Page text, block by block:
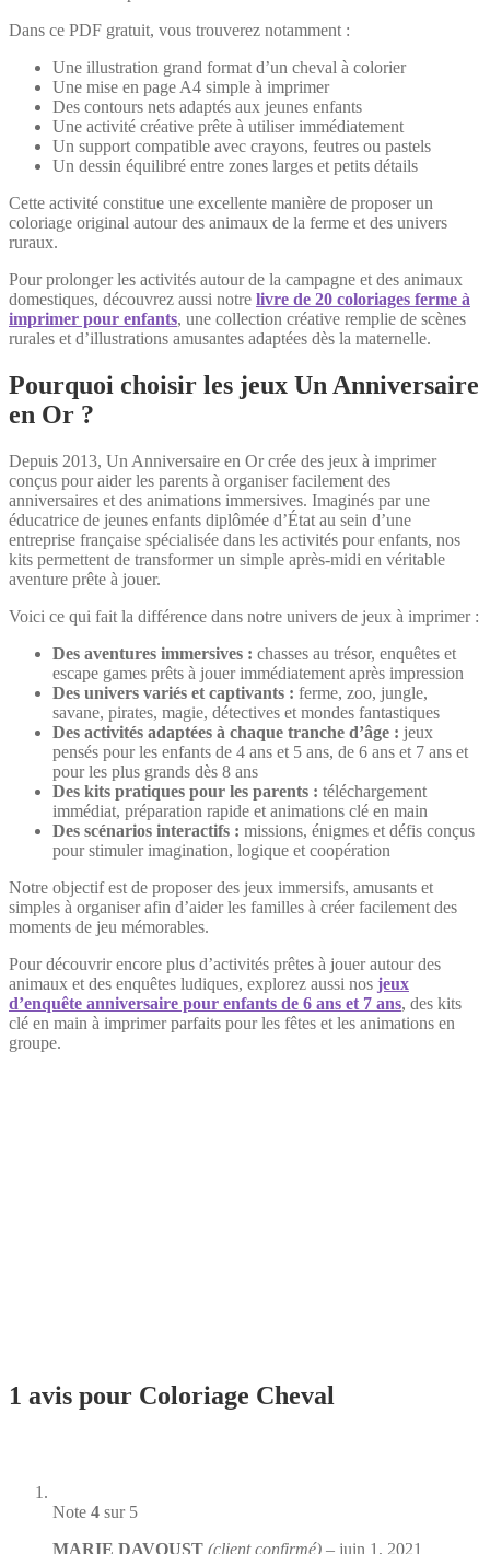
Dans ce PDF gratuit, vous trouverez notamment :
Une illustration grand format d’un cheval à colorier
Une mise en page A4 simple à imprimer
Des contours nets adaptés aux jeunes enfants
Une activité créative prête à utiliser immédiatement
Un support compatible avec crayons, feutres ou pastels
Un dessin équilibré entre zones larges et petits détails
Cette activité constitue une excellente manière de proposer un
coloriage original autour des animaux de la ferme et des univers
ruraux.
Pour prolonger les activités autour de la campagne et des animaux
domestiques, découvrez aussi notre livre de 20 coloriages ferme à
imprimer pour enfants, une collection créative remplie de scènes
rurales et d’illustrations amusantes adaptées dès la maternelle.
Pourquoi choisir les jeux Un Anniversaire
en Or ?
Depuis 2013, Un Anniversaire en Or crée des jeux à imprimer
conçus pour aider les parents à organiser facilement des
anniversaires et des animations immersives. Imaginés par une
éducatrice de jeunes enfants diplômée d’État au sein d’une
entreprise française spécialisée dans les activités pour enfants, nos
kits permettent de transformer un simple après-midi en véritable
aventure prête à jouer.
Voici ce qui fait la différence dans notre univers de jeux à imprimer :
Des aventures immersives : chasses au trésor, enquêtes et
escape games prêts à jouer immédiatement après impression
Des univers variés et captivants : ferme, zoo, jungle,
savane, pirates, magie, détectives et mondes fantastiques
Des activités adaptées à chaque tranche d’âge : jeux
pensés pour les enfants de 4 ans et 5 ans, de 6 ans et 7 ans et
pour les plus grands dès 8 ans
Des kits pratiques pour les parents : téléchargement
immédiat, préparation rapide et animations clé en main
Des scénarios interactifs : missions, énigmes et défis conçus
pour stimuler imagination, logique et coopération
Notre objectif est de proposer des jeux immersifs, amusants et
simples à organiser afin d’aider les familles à créer facilement des
moments de jeu mémorables.
Pour découvrir encore plus d’activités prêtes à jouer autour des
animaux et des enquêtes ludiques, explorez aussi nos jeux
d’enquête anniversaire pour enfants de 6 ans et 7 ans, des kits
clé en main à imprimer parfaits pour les fêtes et les animations en
groupe.
1 avis pour Coloriage Cheval
Note 4 sur 5
MARIE DAVOUST (client confirmé) – juin 1, 2021